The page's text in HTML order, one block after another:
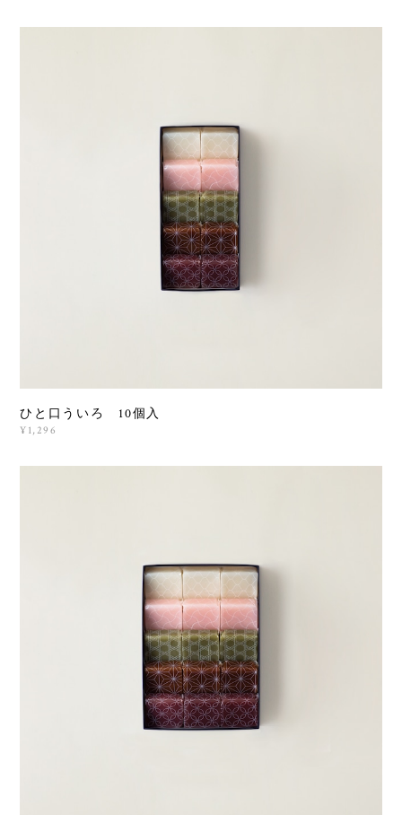
ひと口ういろ 10個入
¥1,296